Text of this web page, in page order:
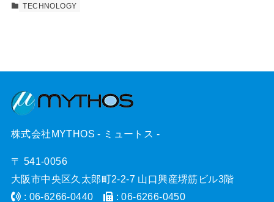
TECHNOLOGY
株式会社MYTHOS - ミュートス -
〒 541-0056
大阪市中央区久太郎町2-2-7 山口興産堺筋ビル3階
: 06-6266-0440
: 06-6266-0450